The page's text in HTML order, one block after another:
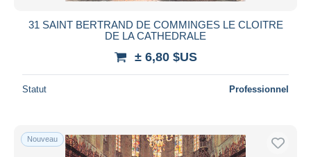
31 SAINT BERTRAND DE COMMINGES LE CLOITRE
DE LA CATHEDRALE
± 6,80 $US
Statut Professionnel
Nouveau